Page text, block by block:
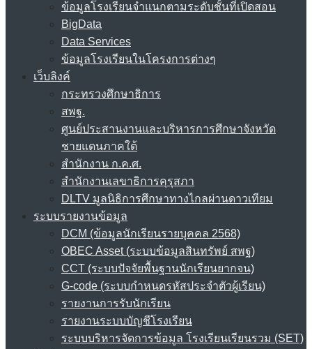
ข้อมูลโรงเรียนจำแนกตามระดับชั้นที่เปิดสอน
BigData
Data Services
ข้อมูลโรงเรียนในโครงการต่างๆ
เว็บลิงค์
กระทรวงศึกษาธิการ
สพฐ.
ศูนย์ประสานงานและบริหารการศึกษาจังหวัด
ชายแดนภาคใต้
สำนักงาน ก.ค.ศ.
สำนักงานเลขาธิการคุรุสภา
DLTV มูลนิธิการศึกษาทางไกลผ่านดาวเทียม
ระบบรายงานข้อมูล
DCM (ข้อมูลนักเรียนรายบุคคล 2568)
OBEC Asset (ระบบข้อมูลสินทรัพย์ สพฐ)
CCT (ระบบปัจจัยพื้นฐานนักเรียนยากจน)
G-code (ระบบกำหนดรหัสประจำตัวผู้เรียน)
รายงานการรับนักเรียน
รายงานระบบบัญชีโรงเรียน
ระบบบริหารจัดการข้อมูล โรงเรียนเรียนรวม (SET)